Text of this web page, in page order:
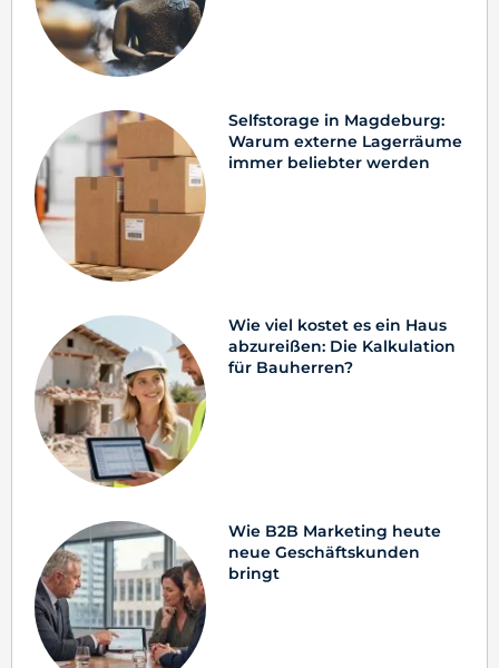
Selfstorage in Magdeburg:
Warum externe Lagerräume
immer beliebter werden
Wie viel kostet es ein Haus
abzureißen: Die Kalkulation
für Bauherren?
Wie B2B Marketing heute
neue Geschäftskunden
bringt